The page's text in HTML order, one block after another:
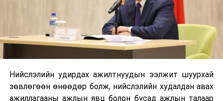
Нийслэлийн удирдах ажилтнуудын ээлжит шуурхай
зөвлөгөөн өнөөдөр болж, нийслэлийн худалдан авах
ажиллагааны ажлын явц болон бусад ажлын талаар